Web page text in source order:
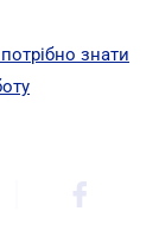
знати